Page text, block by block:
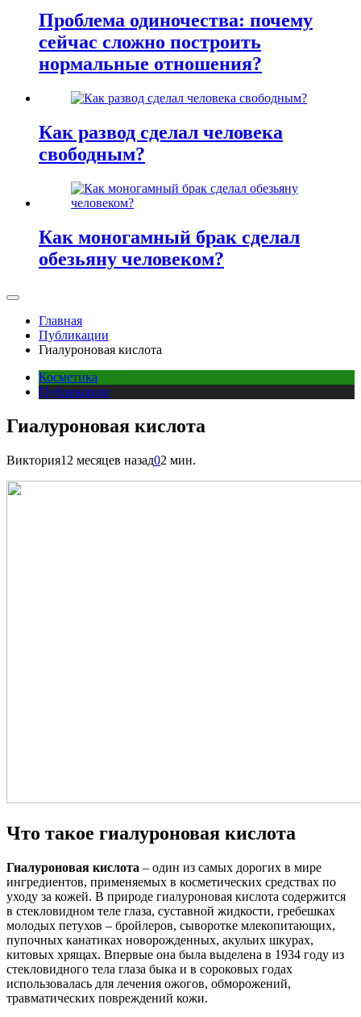
Проблема одиночества: почему
сейчас сложно построить
нормальные отношения?
Как развод сделал человека
свободным?
Как моногамный брак сделал
обезьяну человеком?
Главная
Публикации
Гиалуроновая кислота
Косметика
Публикации
Гиалуроновая кислота
Виктория12 месяцев назад02 мин.
Что такое гиалуроновая кислота
Гиалуроновая кислота – один из самых дорогих в мире
ингредиентов, применяемых в косметических средствах по
уходу за кожей. В природе гиалуроновая кислота содержится
в стекловидном теле глаза, суставной жидкости, гребешках
молодых петухов – бройлеров, сыворотке млекопитающих,
пупочных канатиках новорожденных, акульих шкурах,
китовых хрящах. Впервые она была выделена в 1934 году из
стекловидного тела глаза быка и в сороковых годах
использовалась для лечения ожогов, обморожений,
травматических повреждений кожи.